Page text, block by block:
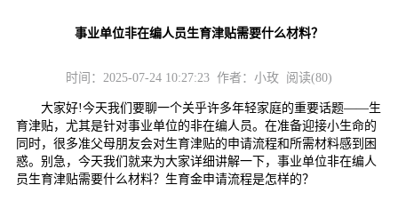
事业单位非在编人员生育津贴需要什么材料？
时间：2025-07-24 10:27:23 作者：小玫 阅读(80)
大家好!今天我们要聊一个关乎许多年轻家庭的重要话题——生
育津贴，尤其是针对事业单位的非在编人员。在准备迎接小生命的
同时，很多准父母朋友会对生育津贴的申请流程和所需材料感到困
惑。别急，今天我们就来为大家详细讲解一下，事业单位非在编人
员生育津贴需要什么材料？生育金申请流程是怎样的？